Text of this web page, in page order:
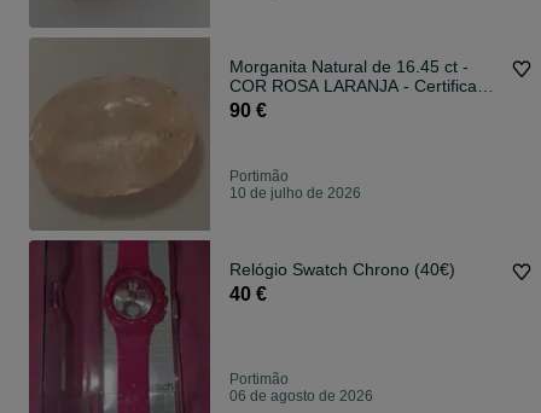
Morganita Natural de 16.45 ct -
COR ROSA LARANJA - Certificada
IGE
90 €
Portimão
10 de julho de 2026
Relógio Swatch Chrono (40€)
40 €
Portimão
06 de agosto de 2026